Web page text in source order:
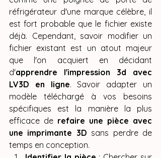
réfrigérateur d'une marque célèbre, il
est fort probable que le fichier existe
déjà. Cependant, savoir modifier un
fichier existant est un atout majeur
que l'on acquiert en décidant
d'apprendre l'impression 3d avec
LV3D en ligne. Savoir adapter un
modèle téléchargé à vos besoins
spécifiques est la manière la plus
efficace de refaire une pièce avec
une imprimante 3D sans perdre de
temps en conception.